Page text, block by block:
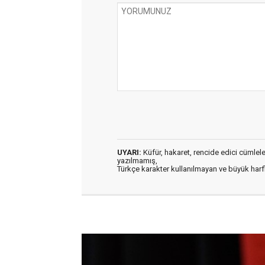
UYARI: Küfür, hakaret, rencide edici
yazılmamış,
Türkçe karakter kullanılmayan ve büyük